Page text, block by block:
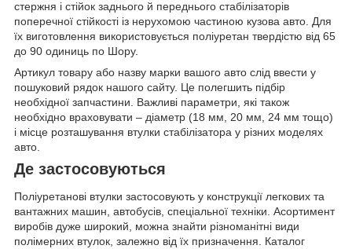
стержня і стійок заднього й переднього стабілізаторів
поперечної стійкості із нерухомою частиною кузова авто. Для
їх виготовлення використовується поліуретан твердістю від 65
до 90 одиниць по Шору.
Артикул товару або назву марки вашого авто слід ввести у
пошуковий рядок нашого сайту. Це полегшить підбір
необхідної запчастини. Важливі параметри, які також
необхідно враховувати – діаметр (18 мм, 20 мм, 24 мм тощо)
і місце розташування втулки стабілізатора у різних моделях
авто.
Де застосовуються
Поліуретанові втулки застосовують у конструкції легкових та
вантажних машин, автобусів, спеціальної техніки. Асортимент
виробів дуже широкий, можна знайти різноманітні види
полімерних втулок, залежно від їх призначення. Каталог